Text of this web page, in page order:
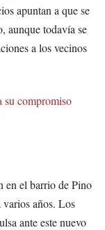
apuntan a que se
aunque todavía se
a los vecinos
su compromiso
en el barrio de Pino
varios años. Los
ante este nuevo